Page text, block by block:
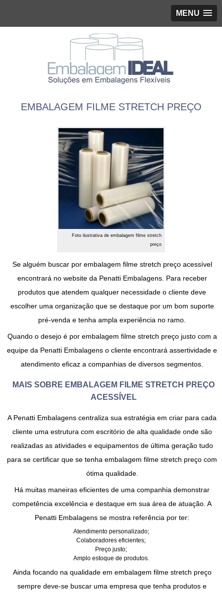
MENU
EMBALAGEM FILME STRETCH PREÇO
Foto ilustrativa de embalagem filme stretch
preço
Se alguém buscar por embalagem filme stretch preçoacessível
encontrará no website da Penatti Embalagens. Para receber
produtos que atendem qualquer necessidade o cliente deve
escolher uma organização que se destaque por um bom suporte
pré-venda e tenha ampla experiência no ramo.
Quando o desejo é por embalagem filme stretch preçojusto com a
equipe da Penatti Embalagens o cliente encontrará assertividade e
atendimento eficaz a companhias de diversos segmentos.
MAIS SOBRE EMBALAGEM FILME STRETCH PREÇO
ACESSÍVEL
A Penatti Embalagens centraliza sua estratégia em criar para cada
cliente uma estrutura com escritório de alta qualidade onde são
realizadas as atividades e equipamentos de última geração tudo
para se certificar que se tenha embalagem filme stretch preço com
ótima qualidade.
Há muitas maneiras eficientes de uma companhia demonstrar
competência excelência e destaque em sua área de atuação. A
Penatti Embalagens se mostra referência por ter:
Atendimento personalizado;
Colaboradores eficientes;
Preço justo;
Amplo estoque de produtos.
Ainda focando na qualidade em embalagem filme stretch preço
sempre deve-se buscar uma empresa que tenha produtos e